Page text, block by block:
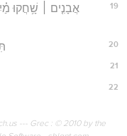
19
אֲבָנִ֤ים ׀ שָׁ֥חֲקוּ
20
21
22
--- Grec : © 2010 by the